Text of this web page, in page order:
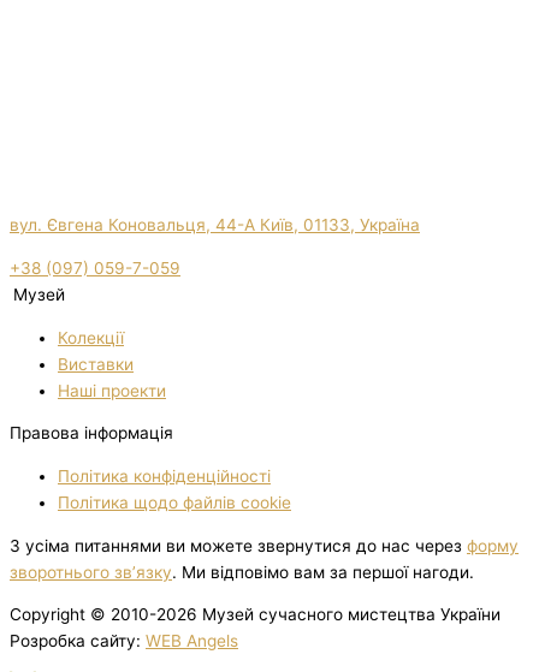
вул. Євгена Коновальця, 44-А Київ, 01133, Україна
+38 (097) 059-7-059
Музей
Колекції
Виставки
Нашi проекти
Правова інформація
Політика конфіденційності
Політика щодо файлів cookie
З усіма питаннями ви можете звернутися до нас через форму
зворотнього зв’язку. Ми відповімо вам за першої нагоди.
Copyright © 2010-2026 Музей сучасного мистецтва України
Розробка сайту: WEB Angels